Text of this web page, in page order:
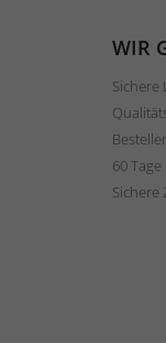
WIR
Sichere
60
Sichere